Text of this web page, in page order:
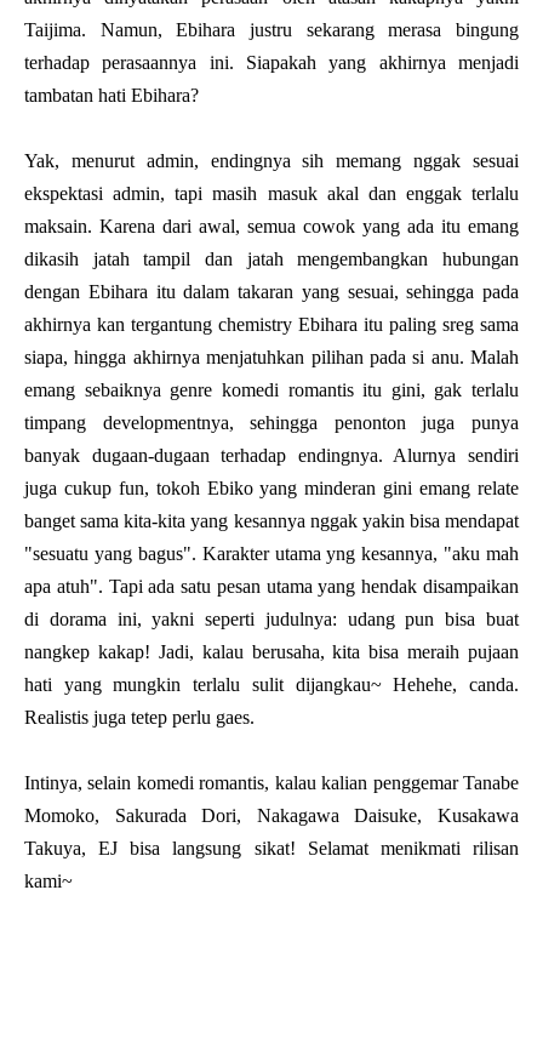
Taijima. Namun, Ebihara justru sekarang merasa bingung
terhadap perasaannya ini. Siapakah yang akhirnya menjadi
tambatan hati Ebihara?
Yak, menurut admin, endingnya sih memang nggak sesuai
ekspektasi admin, tapi masih masuk akal dan enggak terlalu
maksain. Karena dari awal, semua cowok yang ada itu emang
dikasih jatah tampil dan jatah mengembangkan hubungan
dengan Ebihara itu dalam takaran yang sesuai, sehingga pada
akhirnya kan tergantung chemistry Ebihara itu paling sreg sama
siapa, hingga akhirnya menjatuhkan pilihan pada si anu. Malah
emang sebaiknya genre komedi romantis itu gini, gak terlalu
timpang developmentnya, sehingga penonton juga punya
banyak dugaan-dugaan terhadap endingnya. Alurnya sendiri
juga cukup fun, tokoh Ebiko yang minderan gini emang relate
banget sama kita-kita yang kesannya nggak yakin bisa mendapat
"sesuatu yang bagus". Karakter utama yng kesannya, "aku mah
apa atuh". Tapi ada satu pesan utama yang hendak disampaikan
di dorama ini, yakni seperti judulnya: udang pun bisa buat
nangkep kakap! Jadi, kalau berusaha, kita bisa meraih pujaan
hati yang mungkin terlalu sulit dijangkau~ Hehehe, canda.
Realistis juga tetep perlu gaes.
Intinya, selain komedi romantis, kalau kalian penggemarTanabe
Momoko, Sakurada Dori, Nakagawa Daisuke, Kusakawa
Takuya, EJ bisa langsung sikat! Selamat menikmati rilisan
kami~